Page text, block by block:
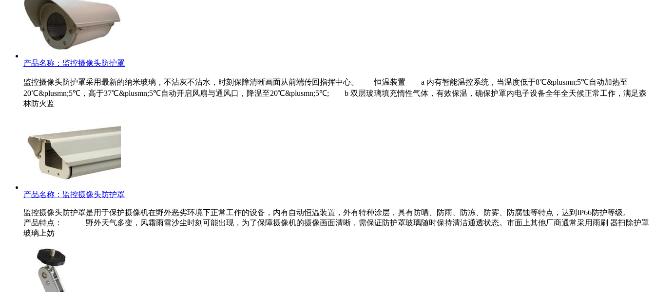
产品名称： 监控摄像头防护罩
监控摄像头防护罩采用最新的纳米玻璃，不沾灰不沾水，时刻保障清晰画面从前端传回指挥中心。 恒温装置 a 内有智能温控系统，当温度低于8℃&plusmn;5℃自动加热至
20℃&plusmn;5℃，高于37℃&plusmn;5℃自动开启风扇与通风口，降温至20℃&plusmn;5℃; b 双层玻璃填充惰性气体，有效保温，确保护罩内电子设备全年全天候正常工作，满足森
林防火监
产品名称： 监控摄像头防护罩
监控摄像头防护罩是用于保护摄像机在野外恶劣环境下正常工作的设备，内有自动恒温装置，外有特种涂层，具有防晒、防雨、防冻、防雾、防腐蚀等特点，达到IP66防护等级。
产品特点： 野外天气多变，风霜雨雪沙尘时刻可能出现，为了保障摄像机的摄像画面清晰，需保证防护罩玻璃随时保持清洁通透状态。市面上其他厂商通常采用雨刷 器扫除护罩
玻璃上妨